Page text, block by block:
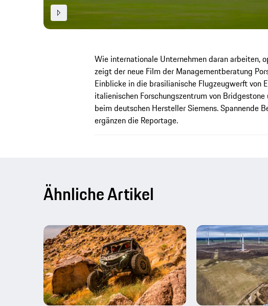
Wie internationale Unternehmen daran arbeiten,
zeigt der neue Film der Managementberatung
Einblicke in die brasilianische Flugzeugwerft von
italienischen Forschungszentrum von
beim deutschen Hersteller Siemens. Spannende
ergänzen die Reportage.
Ähnliche Artikel